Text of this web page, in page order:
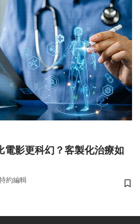
電影更科幻？客製化治療如
約編輯
儲